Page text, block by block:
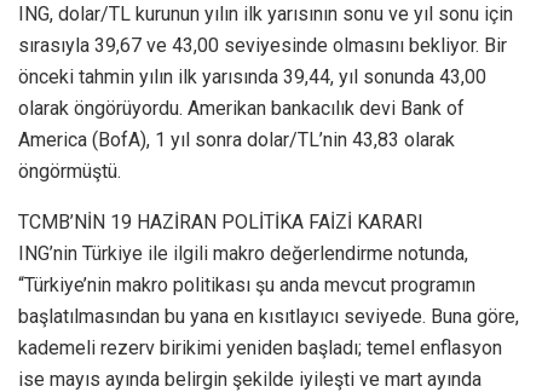
ING, dolar/TL kurunun yılın ilk yarısının sonu ve yıl sonu için
sırasıyla 39,67 ve 43,00 seviyesinde olmasını bekliyor. Bir
önceki tahmin yılın ilk yarısında 39,44, yıl sonunda 43,00
olarak öngörüyordu. Amerikan bankacılık devi Bank of
America (BofA), 1 yıl sonra dolar/TL’nin 43,83 olarak
öngörmüştü.
TCMB’NİN 19 HAZİRAN POLİTİKA FAİZİ KARARI
ING’nin Türkiye ile ilgili makro değerlendirme notunda,
“Türkiye’nin makro politikası şu anda mevcut programın
başlatılmasından bu yana en kısıtlayıcı seviyede. Buna göre,
kademeli rezerv birikimi yeniden başladı; temel enflasyon
ise mayıs ayında belirgin şekilde iyileşti ve mart ayında